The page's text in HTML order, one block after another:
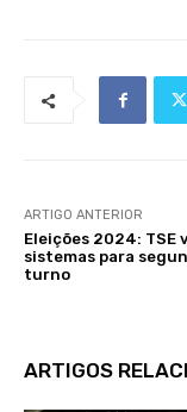
ARTIGO ANTERIOR
Eleições 2024: TSE
sistemas para
turno
ARTIGOS